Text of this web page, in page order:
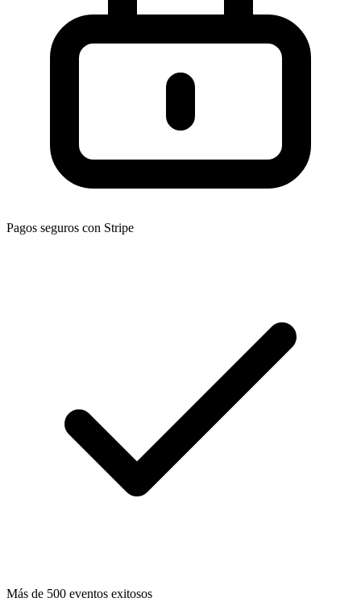
Pagos seguros con Stripe
Más de 500 eventos exitosos